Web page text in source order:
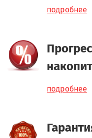
подробнее
подробнее